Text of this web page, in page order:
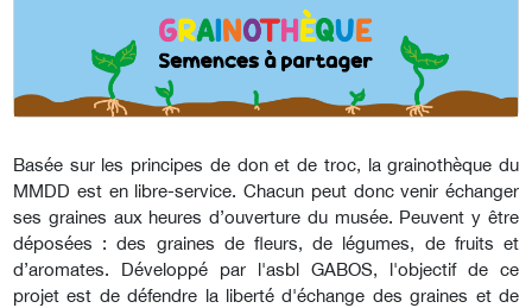
Basée sur les principes de don et de troc, la grainothèque du
MMDD est en libre-service. Chacun peut donc venir échanger
ses graines aux heures d’ouverture du musée. Peuvent y être
déposées : des graines de fleurs, de légumes, de fruits et
d’aromates. Développé par l'asbl GABOS, l'objectif de ce
projet est de défendre la liberté d'échange des graines et de